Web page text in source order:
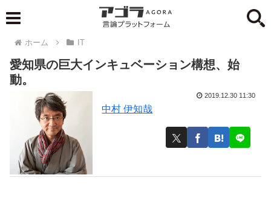
ホーム IT
愛知県の巨大インキュベーション構想、始
動。
中村 伊知哉
2019.12.30 11:30